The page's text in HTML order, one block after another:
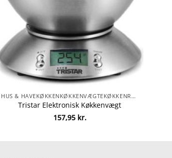
HUS & HAVEKØKKENKØKKENVÆGTEKØKKENREDSKABER
Tristar Elektronisk Køkkenvægt
157,95 kr.